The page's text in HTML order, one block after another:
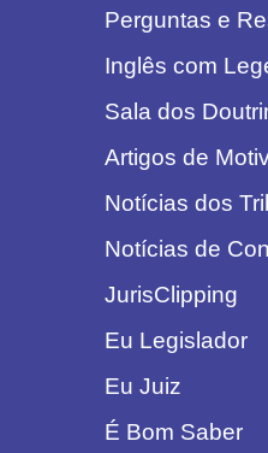
Perguntas e
Inglês com
Sala dos
Artigos de
Notícias dos
Notícias de
JurisClipping
Eu Legislador
Eu Juiz
É Bom Saber